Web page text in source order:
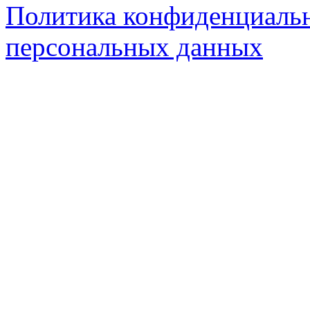
Политика
персональных данных